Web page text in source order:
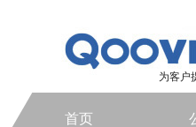
为客户
首页